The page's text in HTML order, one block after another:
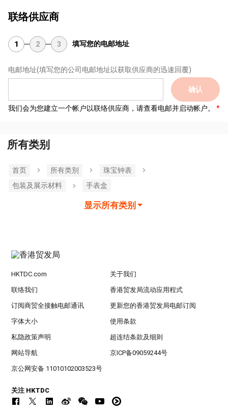
联络供应商
1 2 3 填写您的电邮地址
电邮地址(填写您的公司电邮地址以获取供应商的迅速回覆)
确认
我们会为您建立一个帐户以联络供应商，请查看电邮并启动帐户。
所有类别
首页 所有类別
珠宝钟表
包装及展示材料
手表盒
显示所有类别
HKTDC.com 关于我们
联络我们 香港贸发局流动应用程式
订阅商贸全接触电邮通讯 更新您的香港贸发局电邮订阅
字体大小 使用条款
私隐政策声明 超连结条款及细则
网站导航 京ICP备09059244号
京公网安备 11010102003523号
关注 HKTDC